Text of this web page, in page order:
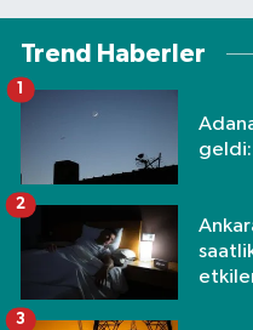
Trend Haberler
geldi:
1
2
3